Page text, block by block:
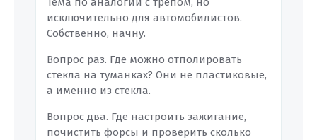
исключительно для автомобилистов.
Собственно, начну.
Вопрос раз. Где можно отполировать
стекла на туманках? Они не пластиковые,
а именно из стекла.
Вопрос два. Где настроить зажигание,
почистить форсы и проверить сколько